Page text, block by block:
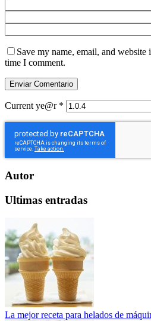
Save my name, email, and
time I comment.
Current ye@r *
Autor
Ultimas entradas
La mejor receta para helados de